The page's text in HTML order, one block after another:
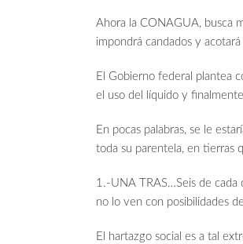
Ahora la CONAGUA, busca
impondrá candados y
El Gobierno federal plantea
el uso del líquido y
En pocas palabras, se le
toda su parentela, en tierras
1.-UNA TRAS…Seis de cada
no lo ven con posibilidades
El hartazgo social es a tal